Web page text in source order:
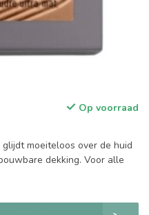
Op voorraad
moeiteloos over de huid
dekking. Voor alle